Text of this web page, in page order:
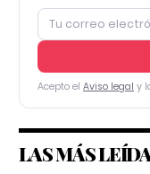
Acepto el Aviso legal y
LAS MÁS